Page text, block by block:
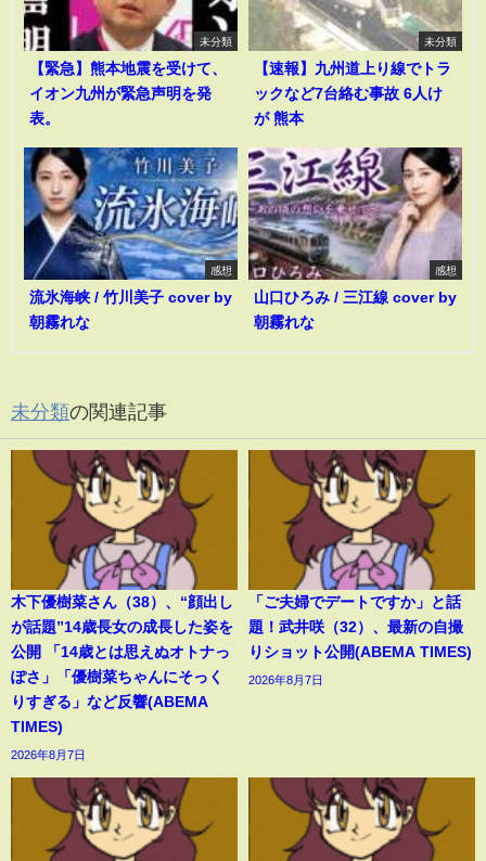
未分類
【緊急】熊本地震を受けて、
イオン九州が緊急声明を発
表。
未分類
【速報】九州道上り線でトラ
ックなど7台絡む事故 6人け
が 熊本
感想
流氷海峡 / 竹川美子 cover by
朝霧れな
感想
山口ひろみ / 三江線 cover by
朝霧れな
未分類の関連記事
木下優樹菜さん（38）、“顔出し
が話題”14歳長女の成長した姿を
公開 「14歳とは思えぬオトナっ
ぽさ」「優樹菜ちゃんにそっく
りすぎる」など反響(ABEMA
TIMES)
2026年8月7日
「ご夫婦でデートですか」と話
題！武井咲（32）、最新の自撮
りショット公開(ABEMA TIMES)
2026年8月7日